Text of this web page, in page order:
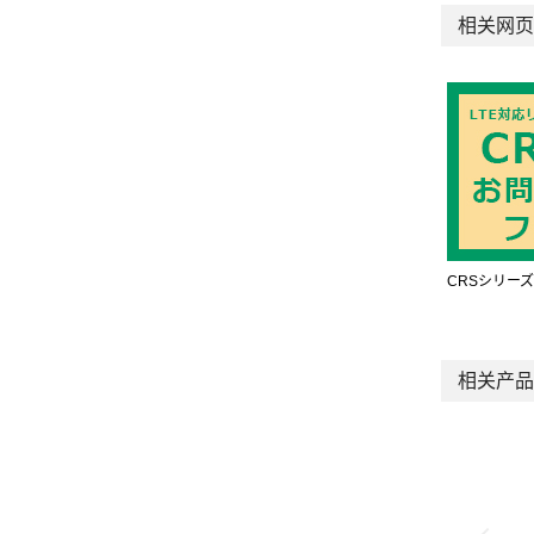
相关网页
CRSシリー
相关产品